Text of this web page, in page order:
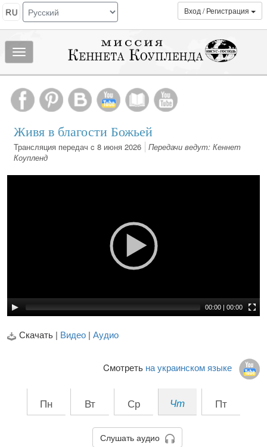
Вход / Регистрация
Показать/
скрыть
МЕНЮ
Живя в благости Божьей
Трансляция передач c 8 июня 2026
Передачи ведут: Кеннет
Коупленд
00:00 | 00:00
Скачать | Видео | Аудио
Cмотреть на украинском языке
Пн Вт Ср Чт Пт
Слушать аудио